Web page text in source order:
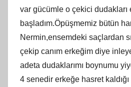
var gücümle o çekici dudakları
başladım.Öpüşmemiz bütün
Nermin,ensemdeki saçlardan
çekip canım erkeğim diye
adeta dudaklarımı boynumu
4 senedir erkeğe hasret